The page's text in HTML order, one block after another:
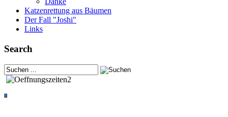
Katzenrettung aus Bäumen
Der Fall "Joshi"
Links
Search